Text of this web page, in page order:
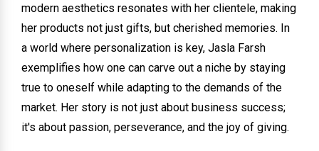
modern aesthetics resonates with her clientele, making
her products not just gifts, but cherished memories. In
a world where personalization is key, Jasla Farsh
exemplifies how one can carve out a niche by staying
true to oneself while adapting to the demands of the
market. Her story is not just about business success;
it's about passion, perseverance, and the joy of giving.